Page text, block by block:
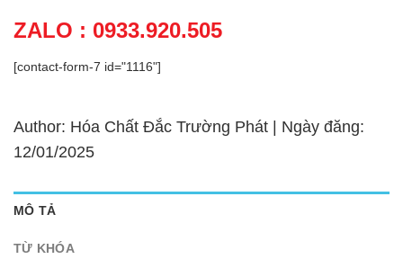
ZALO : 0933.920.505
[contact-form-7 id="1116"]
Author: Hóa Chất Đắc Trường Phát | Ngày đăng:
12/01/2025
MÔ TẢ
TỪ KHÓA